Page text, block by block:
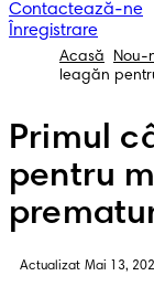
Contactează-ne
Înregistrare
Acasă Nou-
leagăn
Primul
pentru
Actualizat Mai 13,